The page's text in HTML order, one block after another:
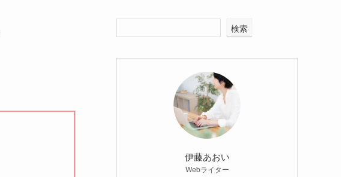
検索
伊藤あおい
Webライター